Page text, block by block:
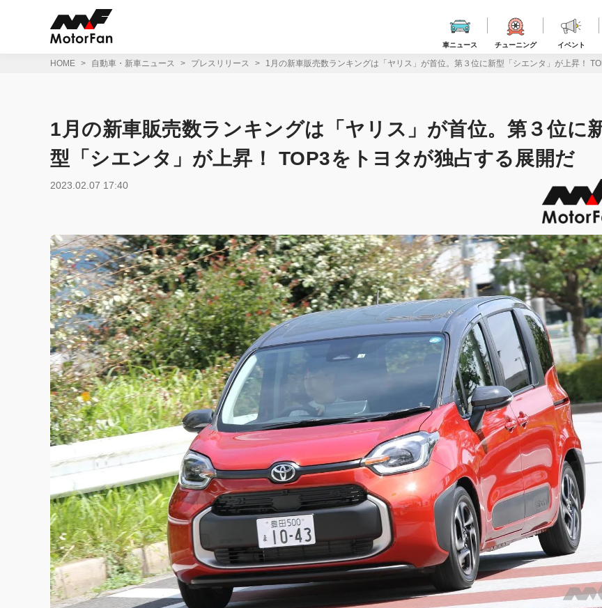
車ニュース チューニング イベント
HOME 自動車・新車ニュース プレスリリース 1月の新車販売数ランキングは「ヤリス」が首位。第３位に新型「シエンタ」が上昇！
1月の新車販売数ランキングは「ヤリス」が首位。第３位に
型「シエンタ」が上昇！ TOP3をトヨタが独占する展開だ
2023.02.07 17:40